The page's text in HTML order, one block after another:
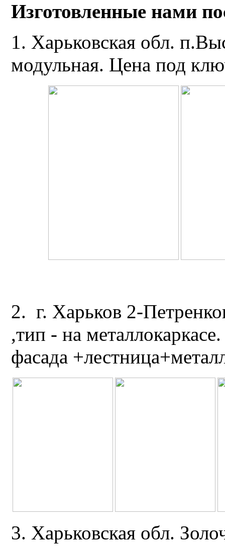
Изготовленные нами
1. Харьковская обл.
модульная. Цена под
2. г. Харьков 2-
,тип - на
фасада
3. Харьковская обл.